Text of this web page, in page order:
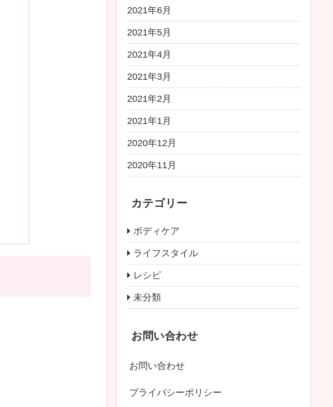
2021年6月
2021年5月
2021年4月
2021年3月
2021年2月
2021年1月
2020年12月
2020年11月
カテゴリー
ボディケア
ライフスタイル
レシピ
未分類
お問い合わせ
お問い合わせ
プライバシーポリシー